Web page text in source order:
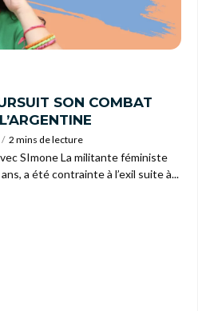
SON COMBAT
2 mins de lecture
SImone La militante féministe
a été contrainte à l’exil suite à...